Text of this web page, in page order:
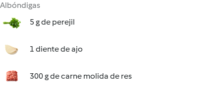
Albóndigas
5 g de perejil
1 diente de ajo
300 g de carne molida de res